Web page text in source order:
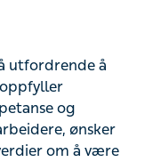
utfordrende å
og
ønsker
om å være